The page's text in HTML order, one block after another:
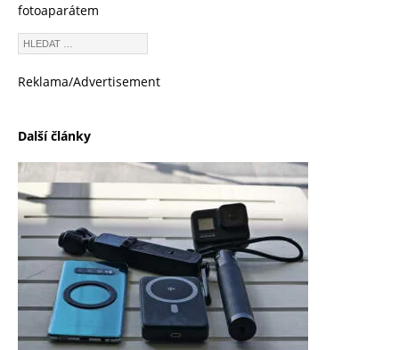
fotoaparátem
Reklama/Advertisement
Další články